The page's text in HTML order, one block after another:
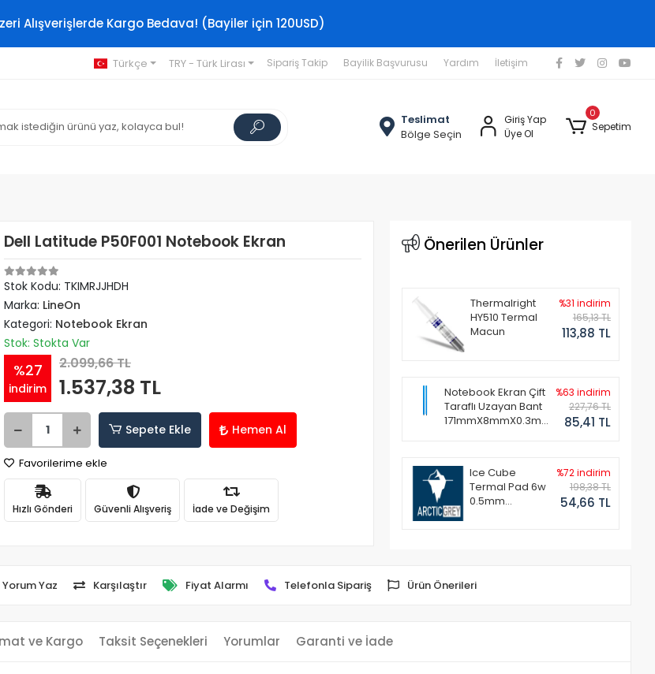
Alışverişlerde Kargo Bedava! (Bayiler için 120USD)
Türkçe TRY - Türk Lirası Sipariş Takip Bayilik Başvurusu Yardım İletişim
Teslimat
Bölge Seçin
Giriş Yap
Üye Ol
0
Sepetim
Dell Latitude P50F001 Notebook Ekran
Stok Kodu: TKIMRJJHDH
Marka: LineOn
Kategori: Notebook Ekran
Stok: Stokta Var
%27
indirim
2.099,66 TL
1.537,38 TL
Sepete Ekle Hemen Al
Favorilerime ekle
Hızlı Gönderi Güvenli Alışveriş İade ve Değişim
Önerilen Ürünler
Thermalright
HY510 Termal
Macun
%31 indirim
165,13 TL
113,88 TL
Notebook Ekran Çift
Taraflı Uzayan Bant
171mmX8mmX0.3mm
%63 indirim
227,76 TL
85,41 TL
Ice Cube
Termal Pad 6w
0.5mm
%72 indirim
198,38 TL
54,66 TL
Yorum Yaz Karşılaştır Fiyat Alarmı Telefonla Sipariş Ürün Önerileri
ve Kargo Taksit Seçenekleri Yorumlar Garanti ve İade